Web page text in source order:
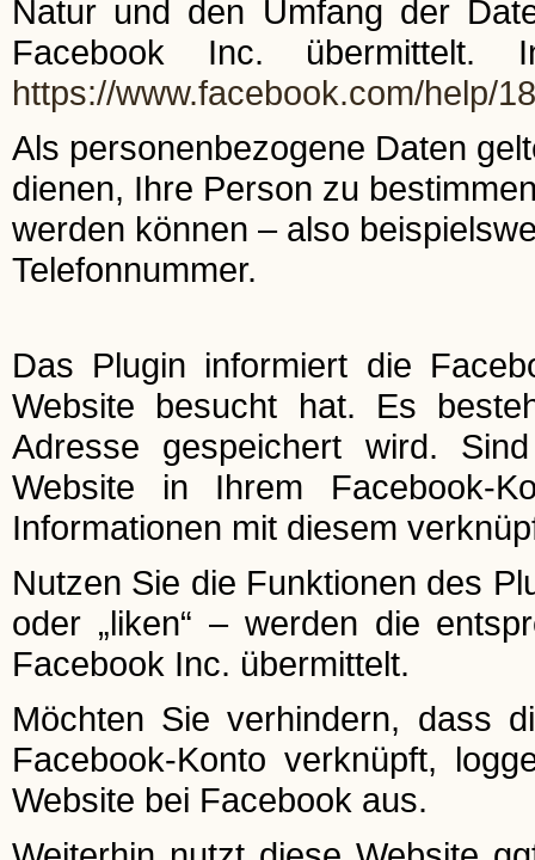
Natur und den Umfang der
Facebook Inc. übermittelt.
https://www.facebook.com/help/
Als personenbezogene Daten
dienen, Ihre Person zu
werden können – also
Telefonnummer.
Das Plugin informiert die
Website besucht hat. Es
Adresse gespeichert wird.
Website in Ihrem Facebook-
Informationen mit diesem
Nutzen Sie die Funktionen des
oder „liken“ – werden die
Facebook Inc. übermittelt.
Möchten Sie verhindern, dass
Facebook-Konto verknüpft,
Website bei Facebook aus.